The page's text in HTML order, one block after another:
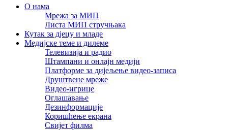
О нама
Мрежа за МИП
Листа МИП стручњака
Кутак за дјецу и младе
Медијске теме и дилеме
Телевизија и радио
Штампани и онлајн медији
Платформе за дијељење видео-записа
Друштвене мреже
Видео-игрице
Оглашавање
Дезинформације
Коришћење екрана
Свијет филма